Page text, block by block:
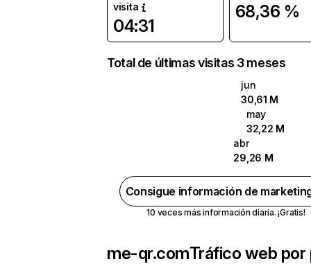
visita
04:31
68,36 %
Total de últimas visitas 3 meses
jun
30,61 M
may
32,22 M
abr
29,26 M
Consigue información de
10 veces más información diaria. ¡Gratis!
me-qr.comTráfico web por